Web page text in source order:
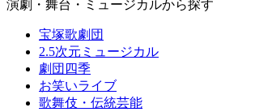
演劇・舞台・ミュージカルから探す
宝塚歌劇団
2.5次元ミュージカル
劇団四季
お笑いライブ
歌舞伎・伝統芸能